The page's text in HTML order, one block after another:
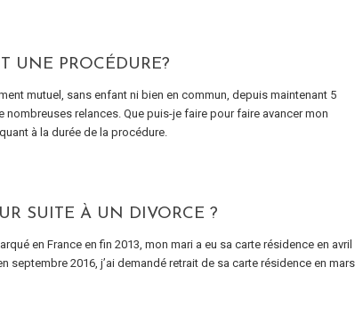
UNE PROCÉDURE?
mutuel, sans enfant ni bien en commun, depuis maintenant 5
relances. Que puis-je faire pour faire avancer mon
à la durée de la procédure.
SUITE À UN DIVORCE ?
en France en fin 2013, mon mari a eu sa carte résidence en avril
septembre 2016, j’ai demandé retrait de sa carte résidence en mars